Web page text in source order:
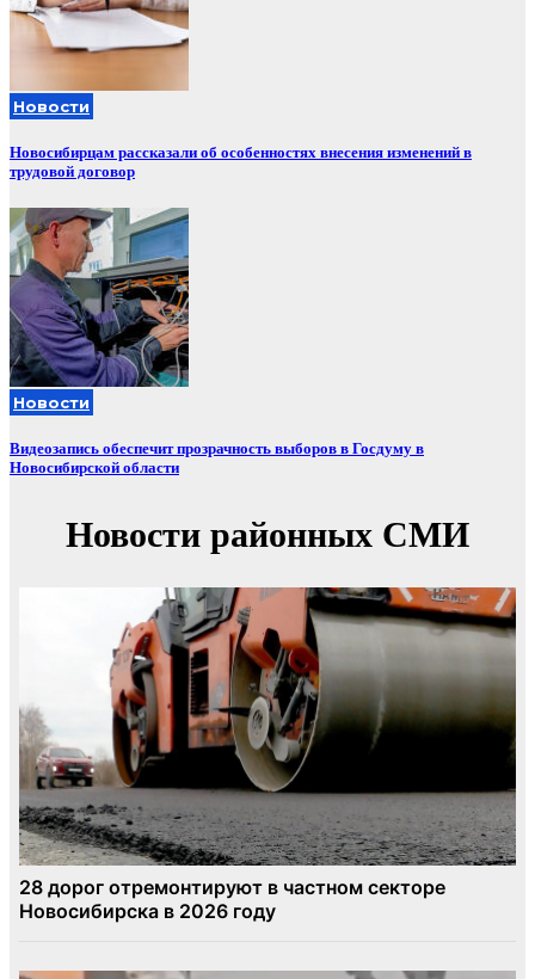
Новости
Новосибирцам рассказали об особенностях внесения изменений в
трудовой договор
Новости
Видеозапись обеспечит прозрачность выборов в Госдуму в
Новосибирской области